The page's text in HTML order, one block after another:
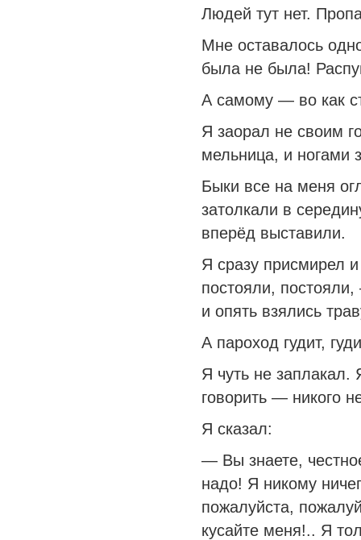
Людей тут нет.
Мне оставалось
была не была!
А самому — во как
Я заорал не своим
мельница, и ногами
Быки все на меня
затолкали в
вперёд выставили.
Я сразу присмирел
постояли,
и опять взялись
А пароход гудит,
Я чуть не
говорить — никого
Я сказал:
— Вы знаете,
надо! Я никому
пожалуйста,
кусайте меня!.. Я